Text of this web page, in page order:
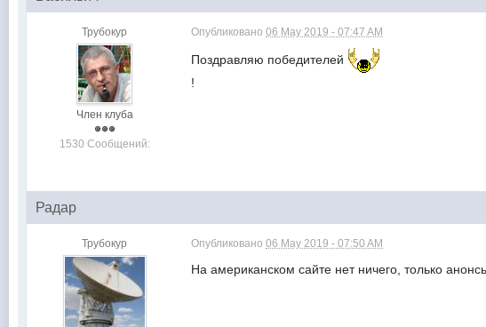
Трубокур
Член клуба
1530 Сообщений:
Опубликовано06 May 2019 - 07:47 AM
Поздравляю победителей
!
Радар
Трубокур Опубликовано06 May 2019 - 07:50 AM
На американском сайте нет ничего, только